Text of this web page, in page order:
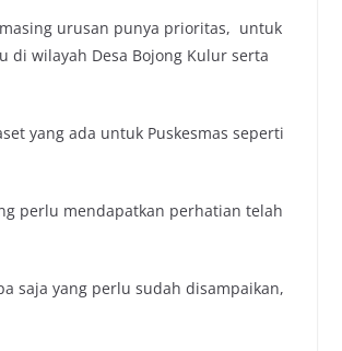
urusan punya prioritas, untuk
di wilayah Desa Bojong Kulur serta
yang ada untuk Puskesmas seperti
perlu mendapatkan perhatian telah
saja yang perlu sudah disampaikan,